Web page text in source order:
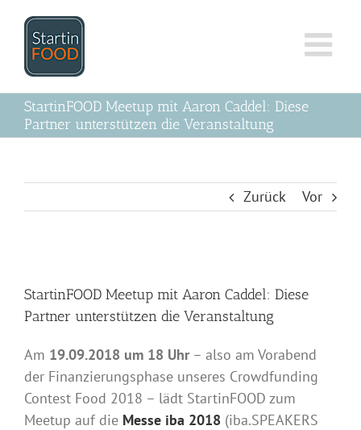
Inhalt
springen
StartinFOOD Meetup mit Aaron Caddel: Diese
Partner unterstützen die Veranstaltung
Zurück Vor
grösseres
Bild
StartinFOOD Meetup mit Aaron Caddel: Diese
Partner unterstützen die Veranstaltung
Am 19.09.2018 um 18 Uhr– also am Vorabend
der Finanzierungsphase unseres Crowdfunding
Contest Food 2018 – lädt StartinFOOD zum
Meetup auf die Messe iba 2018 (iba.SPEAKERS